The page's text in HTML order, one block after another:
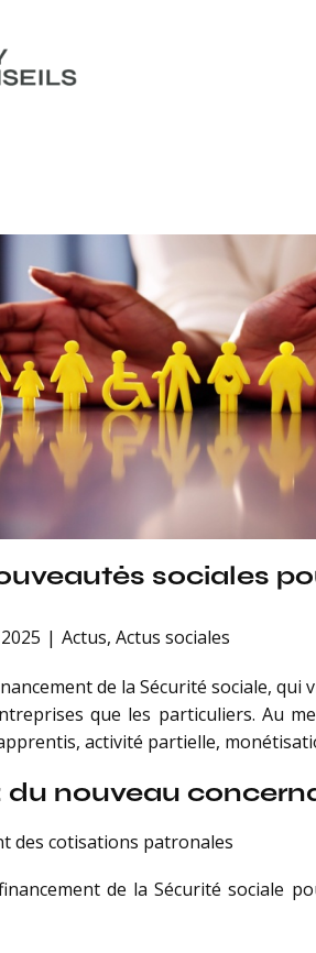
sociales
Actus, Actus sociales
de la Sécurité sociale,
que les particuliers. Au
activité partielle,
du nouveau
des cotisations patronales
de la Sécurité sociale